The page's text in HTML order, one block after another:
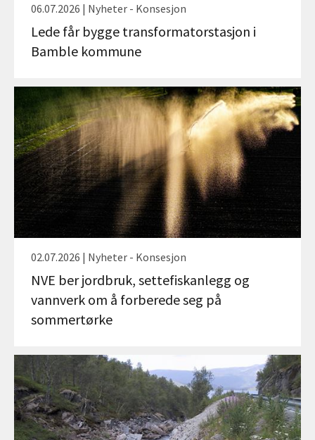
06.07.2026 | Nyheter - Konsesjon
Lede får bygge transformatorstasjon i
Bamble kommune
02.07.2026 | Nyheter - Konsesjon
NVE ber jordbruk, settefiskanlegg og
vannverk om å forberede seg på
sommertørke